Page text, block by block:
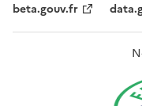
beta.gouv.fr